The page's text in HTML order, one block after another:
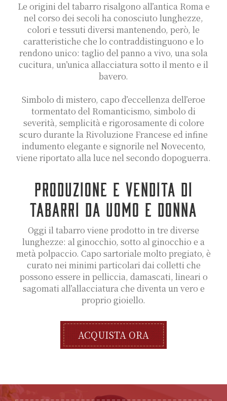
Le origini del tabarro risalgono all’antica Roma e
nel corso dei secoli ha conosciuto lunghezze,
colori e tessuti diversi mantenendo, però, le
caratteristiche che lo contraddistinguono e lo
rendono unico: taglio del panno a vivo, una sola
cucitura, un’unica allacciatura sotto il mento e il
bavero.
Simbolo di mistero, capo d’eccellenza dell’eroe
tormentato del Romanticismo, simbolo di
severità, semplicità e rigorosamente di colore
scuro durante la Rivoluzione Francese ed infine
indumento elegante e signorile nel Novecento,
viene riportato alla luce nel secondo dopoguerra.
PRODUZIONE E VENDITA DI
TABARRI DA UOMO E DONNA
Oggi il tabarro viene prodotto in tre diverse
lunghezze: al ginocchio, sotto al ginocchio e a
metà polpaccio. Capo sartoriale molto pregiato, è
curato nei minimi particolari dai colletti che
possono essere in pelliccia, damascati, lineari o
sagomati all’allacciatura che diventa un vero e
proprio gioiello.
ACQUISTA ORA